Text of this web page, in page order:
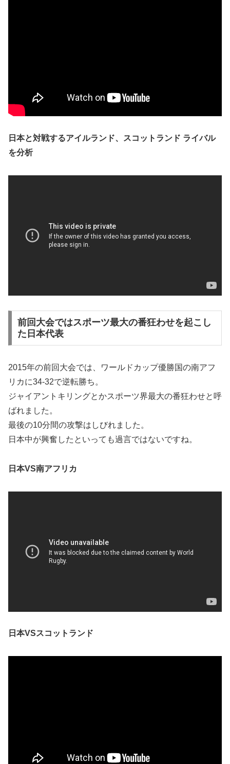
日本と対戦するアイルランド、スコットランド ライバル
を分析
前回大会ではスポーツ最大の番狂わせを起こし
た日本代表
2015年の前回大会では、ワールドカップ優勝国の南アフ
リカに34-32で逆転勝ち。
ジャイアントキリングとかスポーツ界最大の番狂わせと呼
ばれました。
最後の10分間の攻撃はしびれました。
日本中が興奮したといっても過言ではないですね。
日本VS南アフリカ
日本VSスコットランド